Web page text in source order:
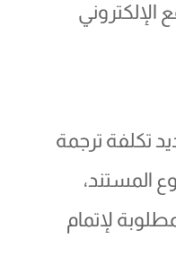
تكلفة ترجمة
المستند،
لإتمام